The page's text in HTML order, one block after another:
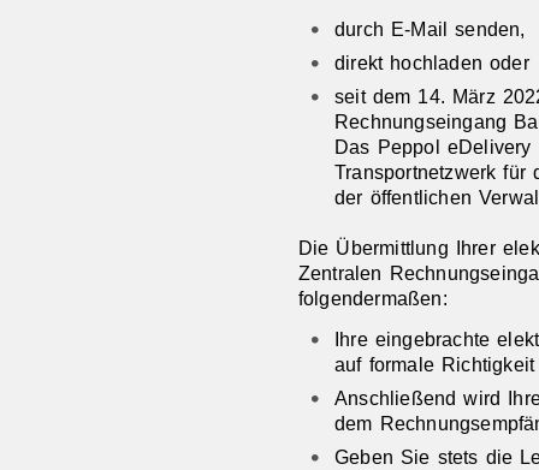
durch E-Mail senden,
direkt hochladen oder
seit dem 14. März
Rechnungseingang
Das Peppol
Transportnetzwerk für
der öffentlichen
Die Übermittlung Ihrer
Zentralen
folgendermaßen:
Ihre eingebrachte
auf formale
Anschließend wird
dem
Geben Sie stets die